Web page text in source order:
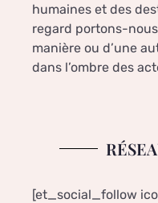
humaines et des
regard portons-
manière ou d’une
dans l’ombre des
[et_social_follow